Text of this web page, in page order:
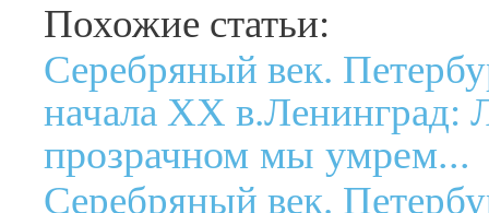
Похожие статьи:
Серебряный век.
начала XX в.Ленинград:
прозрачном мы умрем...
Серебряный век.